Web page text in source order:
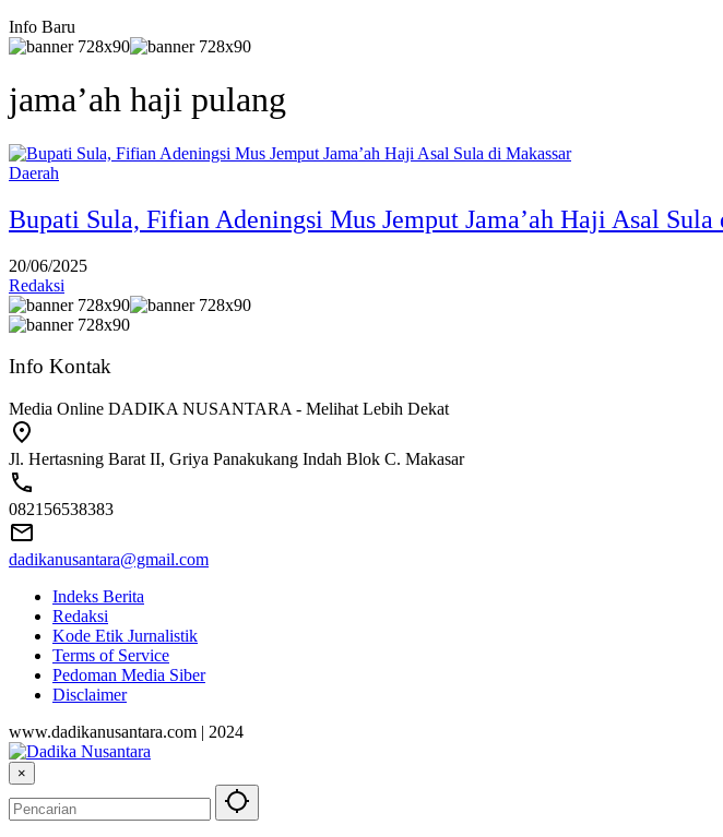
Info Baru
jama’ah haji pulang
Daerah
Bupati Sula, Fifian Adeningsi Mus Jemput Jama’ah Haji Asal Sula
20/06/2025
Redaksi
Info Kontak
Media Online DADIKA NUSANTARA - Melihat Lebih Dekat
Jl. Hertasning Barat II, Griya Panakukang Indah Blok C. Makasar
082156538383
dadikanusantara@gmail.com
Indeks Berita
Redaksi
Kode Etik Jurnalistik
Terms of Service
Pedoman Media Siber
Disclaimer
www.dadikanusantara.com | 2024
×